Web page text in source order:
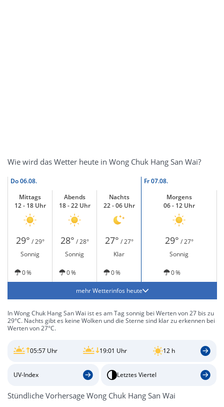
Wie wird das Wetter heute in Wong Chuk Hang San Wai?
Do06.08. Fr07.08.
Mittags
12 - 18 Uhr
Abends
18 - 22 Uhr
Nachts
22 - 06 Uhr
Morgens
06 - 12 Uhr
29° / 29° 28° / 28° 27° / 27° 29° / 27°
Sonnig
Sonnig Klar Sonnig
0 % 0 % 0 % 0 %
mehr Wetterinfos heute
In Wong Chuk Hang San Wai ist es am Tag sonnig bei Werten von 27 bis zu
29°C. Nachts gibt es keine Wolken und die Sterne sind klar zu erkennen bei
Werten von 27°C.
05:57 Uhr 19:01 Uhr 12 h
UV-Index Letztes Viertel
Stündliche Vorhersage Wong Chuk Hang San Wai